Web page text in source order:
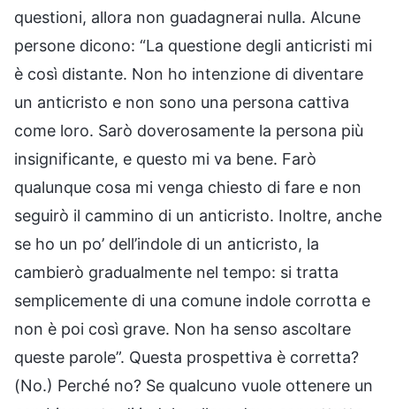
questioni, allora non guadagnerai nulla. Alcune
persone dicono: “La questione degli anticristi mi
è così distante. Non ho intenzione di diventare
un anticristo e non sono una persona cattiva
come loro. Sarò doverosamente la persona più
insignificante, e questo mi va bene. Farò
qualunque cosa mi venga chiesto di fare e non
seguirò il cammino di un anticristo. Inoltre, anche
se ho un po’ dell’indole di un anticristo, la
cambierò gradualmente nel tempo: si tratta
semplicemente di una comune indole corrotta e
non è poi così grave. Non ha senso ascoltare
queste parole”. Questa prospettiva è corretta?
(No.) Perché no? Se qualcuno vuole ottenere un